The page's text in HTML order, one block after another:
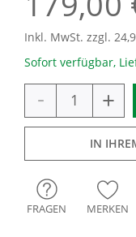
Inkl. MwSt. zzgl.
Sofort verfügbar,
- +
IN
FRAGEN MERKEN